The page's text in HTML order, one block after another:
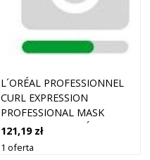
L´ORÉAL PROFESSIONNEL
CURL EXPRESSION
PROFESSIONAL MASK
MASKA DO WŁOSÓW
FALOWANYCH I
121,19 zł
1 oferta